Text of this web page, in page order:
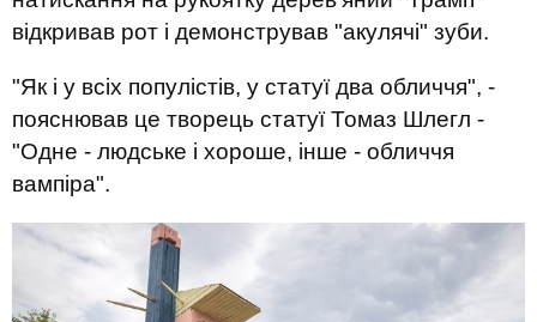
відкривав рот і демонстрував "акулячі" зуби.
"Як і у всіх популістів, у статуї два обличчя", -
пояснював це творець статуї Томаз Шлегл -
"Одне - людське і хороше, інше - обличчя
вампіра".